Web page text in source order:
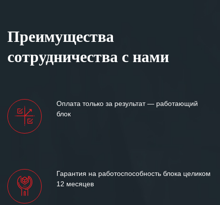
Преимущества
сотрудничества с нами
Оплата только за результат — работающий
блок
Гарантия на работоспособность блока целиком
12 месяцев